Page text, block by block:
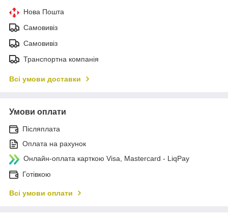
Нова Пошта
Самовивіз
Самовивіз
Транспортна компанія
Всі умови доставки
Умови оплати
Післяплата
Оплата на рахунок
Онлайн-оплата карткою Visa, Mastercard - LiqPay
Готівкою
Всі умови оплати